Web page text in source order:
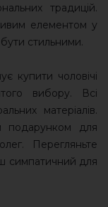
традицій.
елементом у
бути стильними.
купити чоловічі
вибору. Всі
матеріалів.
подарунком для
Перегляньте
симпатичний для